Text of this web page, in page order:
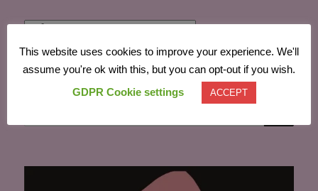
Powered by Translate
după:
This website uses cookies to improve your experience. We'll
assume you're ok with this, but you can opt-out if you wish.
GDPR Cookie settings
ACCEPT